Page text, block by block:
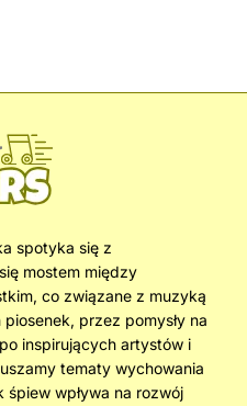
spotyka się z
mostem między
co związane z muzyką
przez pomysły na
inspirujących artystów i
tematy wychowania
wpływa na rozwój